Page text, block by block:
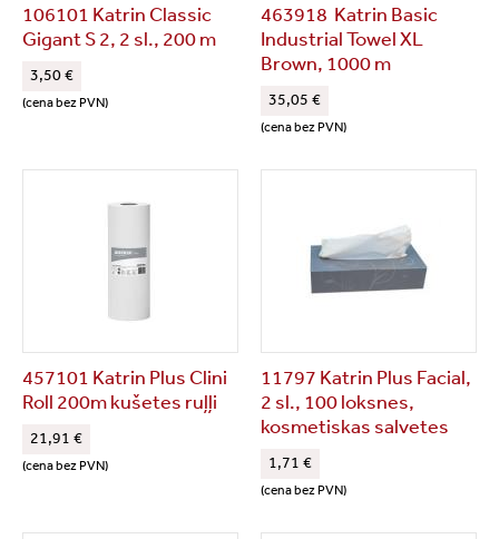
106101 Katrin Classic
Gigant S 2, 2 sl., 200 m
3,50 €
(cena bez PVN)
463918 Katrin Basic
Industrial Towel XL
Brown, 1000 m
35,05 €
(cena bez PVN)
457101 Katrin Plus Clini
Roll 200m kušetes ruļļi
21,91 €
(cena bez PVN)
11797 Katrin Plus Facial,
2 sl., 100 loksnes,
kosmetiskas salvetes
1,71 €
(cena bez PVN)